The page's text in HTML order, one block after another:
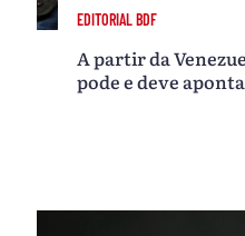
EDITORIAL BDF
A partir da
pode e deve